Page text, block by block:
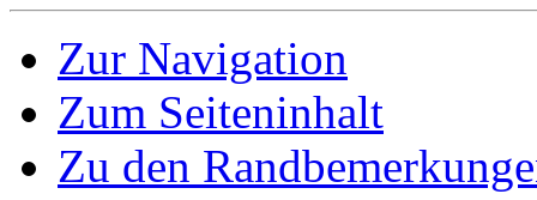
Zur Navigation
Zum Seiteninhalt
Zu den